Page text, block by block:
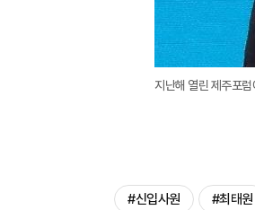
지난해 열린 제주포
#신입사원 #최태원